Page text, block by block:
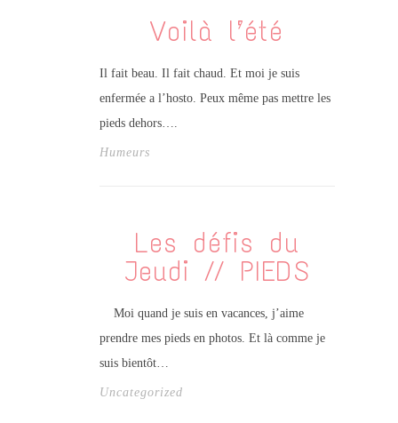
Voilà l’été
Il fait beau. Il fait chaud. Et moi je suis
enfermée a l’hosto. Peux même pas mettre les
pieds dehors….
Humeurs
Les défis du
Jeudi // PIEDS
Moi quand je suis en vacances, j’aime
prendre mes pieds en photos. Et là comme je
suis bientôt…
Uncategorized